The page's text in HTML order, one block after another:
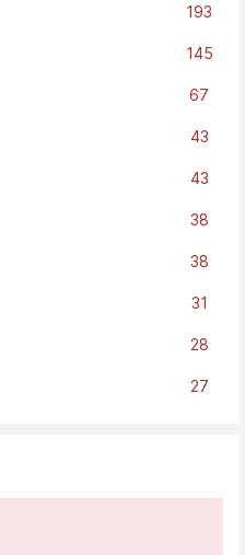
193
145
67
43
43
38
38
31
28
27